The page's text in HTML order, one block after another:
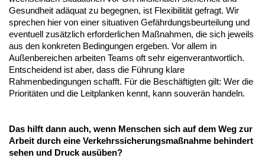
Gesundheit adäquat zu begegnen, ist Flexibilität gefragt. Wir
sprechen hier von einer situativen Gefährdungsbeurteilung und
eventuell zusätzlich erforderlichen Maßnahmen, die sich jeweils
aus den konkreten Bedingungen ergeben. Vor allem in
Außenbereichen arbeiten Teams oft sehr eigenverantwortlich.
Entscheidend ist aber, dass die Führung klare
Rahmenbedingungen schafft. Für die Beschäftigten gilt: Wer die
Prioritäten und die Leitplanken kennt, kann souverän handeln.
Das hilft dann auch, wenn Menschen sich auf dem Weg zur
Arbeit durch eine Verkehrssicherungsmaßnahme behindert
sehen und Druck ausüben?